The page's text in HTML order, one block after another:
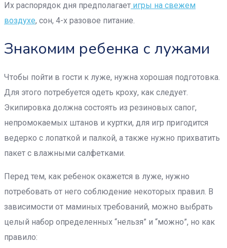
Их распорядок дня предполагает игры на свежем
воздухе, сон, 4-х разовое питание.
Знакомим ребенка с лужами
Чтобы пойти в гости к луже, нужна хорошая подготовка.
Для этого потребуется одеть кроху, как следует.
Экипировка должна состоять из резиновых сапог,
непромокаемых штанов и куртки, для игр пригодится
ведерко с лопаткой и палкой, а также нужно прихватить
пакет с влажными салфетками.
Перед тем, как ребенок окажется в луже, нужно
потребовать от него соблюдение некоторых правил. В
зависимости от маминых требований, можно выбрать
целый набор определенных “нельзя” и “можно”, но как
правило: